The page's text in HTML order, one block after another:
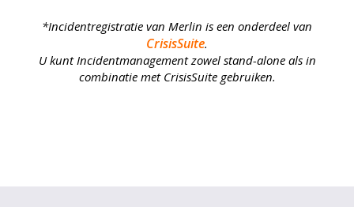
*Incidentregistratie van Merlin is een onderdeel van
CrisisSuite.
U kunt Incidentmanagement zowel stand-aloneals in
combinatie met CrisisSuite gebruiken.